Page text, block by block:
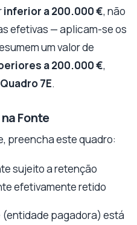
inferior a 200.000 €, não
efetivas — aplicam-se os
um valor de
a 200.000 €,
Quadro 7E.
Fonte
preencha este quadro:
sujeito a retenção
efetivamente retido
(entidade pagadora) está